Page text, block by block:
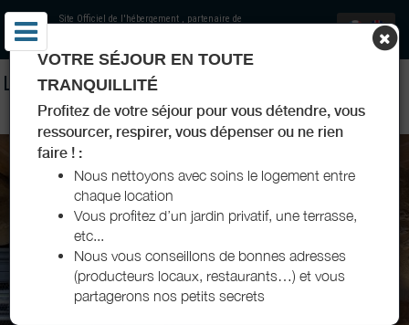
Site Officiel de l'hébergement , partenaire de
LOCATIONS CHEZ KINOU - CHAMBRE D'HÔTES ET GÎTE - NEUVIC
- VALLÉE DE L'ISLE
VOTRE SÉJOUR EN TOUTE
TRANQUILLITÉ
Profitez de votre séjour pour vous détendre, vous
ressourcer, respirer, vous dépenser ou ne rien
faire ! :
Nous nettoyons avec soins le logement entre
chaque location
Vous profitez d’un jardin privatif, une terrasse,
etc...
Nous vous conseillons de bonnes adresses
(producteurs locaux, restaurants…) et vous
partagerons nos petits secrets